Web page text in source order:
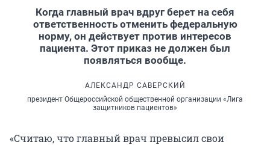
Когда главный врач вдруг берет на себя
ответственность отменить федеральную
норму, он действует против интересов
пациента. Этот приказ не должен был
появляться вообще.
АЛЕКСАНДР САВЕРСКИЙ
президент Общероссийской общественной организации «Лига
защитников пациентов»
«Считаю, что главный врач превысил свои